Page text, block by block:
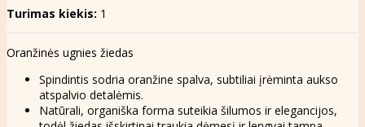
Turimas kiekis: 1
Oranžinės ugnies žiedas
Spindintis sodria oranžine spalva, subtiliai įrėminta aukso
atspalvio detalėmis.
Natūrali, organiška forma suteikia šilumos ir elegancijos,